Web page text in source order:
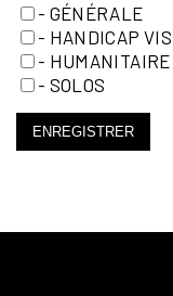
- GÉNÉRALE
- HANDICAP
- HUMANITAIRE
- SOLOS
ENREGISTRER